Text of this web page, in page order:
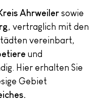
Ahrweilersowie
, vertraglich mit den
vereinbart,
und
Hier erhalten Sie
Gebiet